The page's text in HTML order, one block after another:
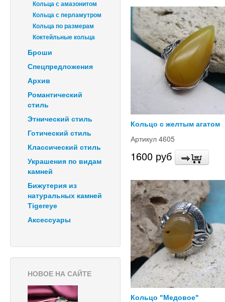
Кольца с амазонитом
Кольца с перламутром
Кольца по размерам
Коктейльные кольца
Броши
Спецпредложения
Архив
Романтический
стиль
Этнический стиль
Готический стиль
Классический стиль
Украшения по видам
камней
Бижутерия из
натуральных камней
Tigereye
Аксессуары
НОВОЕ НА САЙТЕ
Кольцо с желтым агатом
Артикул 4605
1600 руб
Кольцо "Медовое"